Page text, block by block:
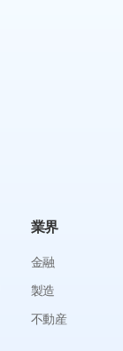
業界
金融
製造
不動産